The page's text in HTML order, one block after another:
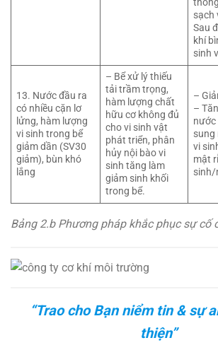
sạch
Sau
khí
sinh
13. Nước đầu ra
có nhiều cặn lơ
lửng, hàm lượng
vi sinh trong bể
giảm dần (SV30
giảm), bùn khó
lắng
– Bể xử lý thiếu
tải trầm trọng,
hàm lượng chất
hữu cơ không đủ
cho vi sinh vật
phát triển, phân
hủy nội bào vi
sinh tăng làm
giảm sinh khối
trong bể.
–
–
nước
sung
vi
mật
sinh/
Bảng 2.b Phương pháp khắc phục sự cố
“Trao cho Bạn niểm tin & sự
thiện”